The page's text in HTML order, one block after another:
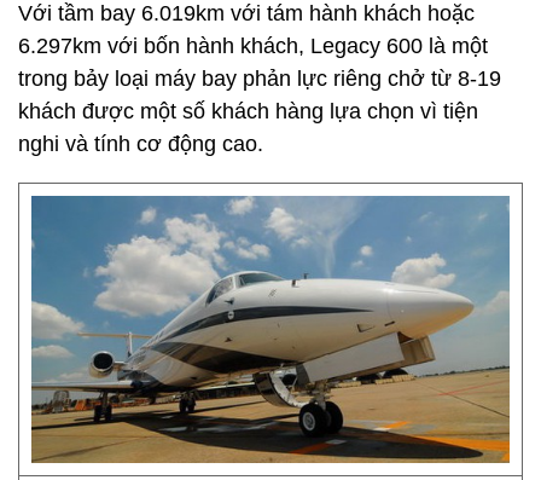
Với tầm bay 6.019km với tám hành khách hoặc
6.297km với bốn hành khách, Legacy 600 là một
trong bảy loại máy bay phản lực riêng chở từ 8-19
khách được một số khách hàng lựa chọn vì tiện
nghi và tính cơ động cao.